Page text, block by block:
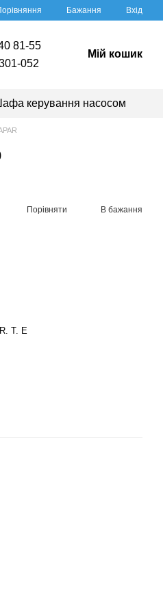
Бажання Вхід
81-55
052
Мій кошик
керування насосом
Порівняти В бажання
T. E